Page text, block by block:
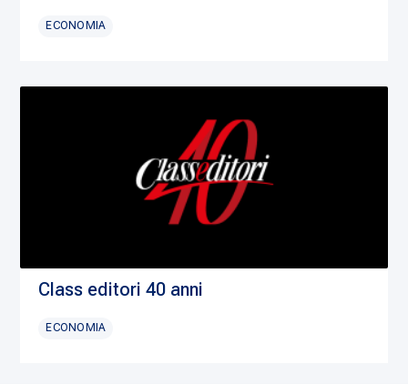
ECONOMIA
Class editori 40 anni
ECONOMIA